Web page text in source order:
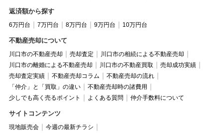
返済額から探す
6万円台 7万円台 8万円台 9万円台 10万円台
不動産売却について
川口市の不動産売却 売却査定
川口市の相続による不動産売却
川口市の離婚による不動産売却
川口市の不動産買取
売却成功実績
売却査定実績
不動産売却コラム
不動産売却の流れ
「仲介」と「買取」の違い
不動産売却時の諸費用
少しでも高く売るポイント
よくある質問 仲介手数料について
サイトコンテンツ
現地販売会
今週の最新チラシ